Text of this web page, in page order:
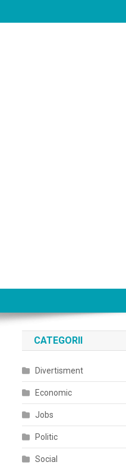
CATEGORII
Divertisment
Economic
Jobs
Politic
Social